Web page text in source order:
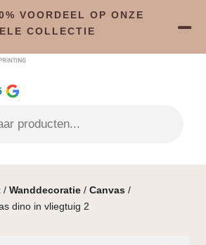
/Wanddecoratie /Canvas /
dino in vliegtuig 2
VOORDEEL OP ONZE
COLLECTIE